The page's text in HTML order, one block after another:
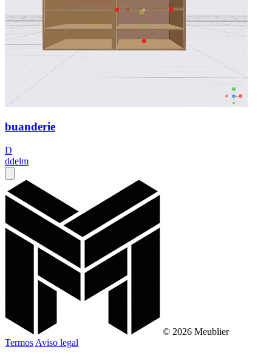
buanderie
D
ddelm
© 2026 Meublier
Termos Aviso legal